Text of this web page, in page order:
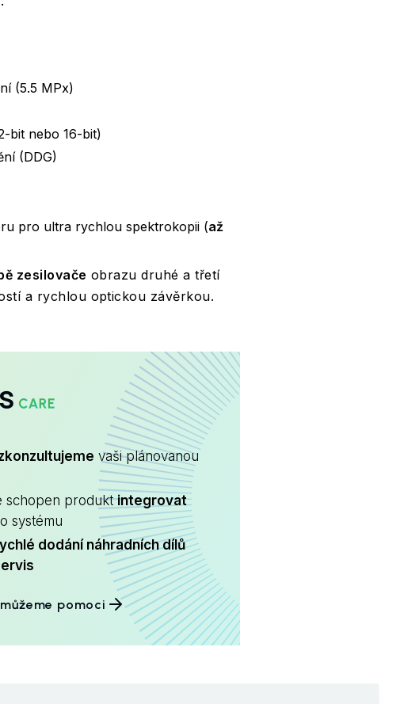
(5.5 MPx)
bit nebo 16-bit)
(DDG)
pro ultra rychlou spektrokopii (až
zesilovače obrazu druhé a třetí
a rychlou optickou závěrkou.
CARE
vaši plánovanou
schopen produktintegrovat
systému
dodání náhradních dílů
pomoci